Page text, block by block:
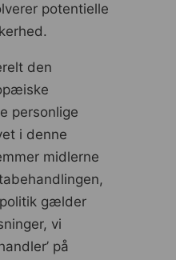
potentielle
den
personlige
i denne
midlerne
gælder
vi
på